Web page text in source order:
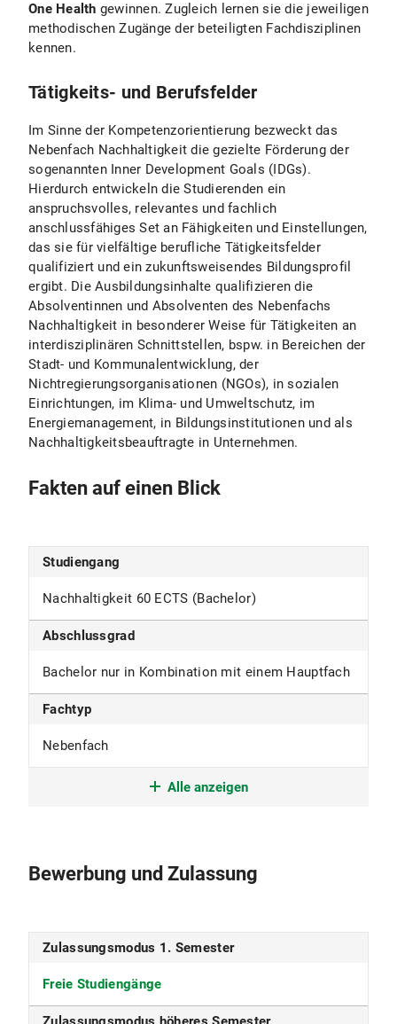
One Health gewinnen. Zugleich lernen sie die jeweiligen
methodischen Zugänge der beteiligten Fachdisziplinen
kennen.
Tätigkeits- und Berufsfelder
Im Sinne der Kompetenzorientierung bezweckt das
Nebenfach Nachhaltigkeit die gezielte Förderung der
sogenannten Inner Development Goals (IDGs).
Hierdurch entwickeln die Studierenden ein
anspruchsvolles, relevantes und fachlich
anschlussfähiges Set an Fähigkeiten und Einstellungen,
das sie für vielfältige berufliche Tätigkeitsfelder
qualifiziert und ein zukunftsweisendes Bildungsprofil
ergibt. Die Ausbildungsinhalte qualifizieren die
Absolventinnen und Absolventen des Nebenfachs
Nachhaltigkeit in besonderer Weise für Tätigkeiten an
interdisziplinären Schnittstellen, bspw. in Bereichen der
Stadt- und Kommunalentwicklung, der
Nichtregierungsorganisationen (NGOs), in sozialen
Einrichtungen, im Klima- und Umweltschutz, im
Energiemanagement, in Bildungsinstitutionen und als
Nachhaltigkeitsbeauftragte in Unternehmen.
Fakten auf einen Blick
Studiengang
Nachhaltigkeit 60 ECTS (Bachelor)
Abschlussgrad
Bachelor nur in Kombination mit einem Hauptfach
Fachtyp
Nebenfach
Fakultät
Beiträge
Alle anzeigen
Bewerbung und Zulassung
Zulassungsmodus 1. Semester
Freie Studiengänge